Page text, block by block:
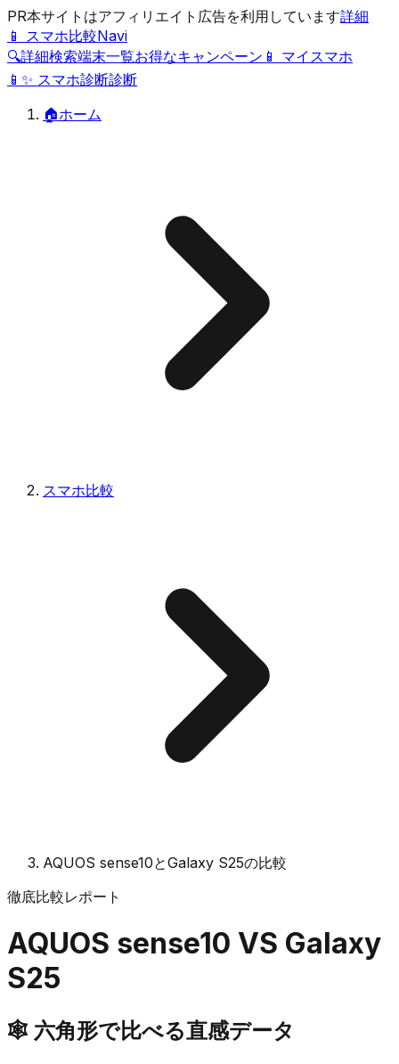
PR本サイトはアフィリエイト広告を利用しています詳細
📱 スマホ比較Navi
🔍詳細検索端末一覧お得なキャンペーン 📱 マイスマホ
📱 ✨ スマホ診断診断
🏠ホーム
スマホ比較
AQUOS sense10とGalaxy S25の比較
徹底比較レポート
AQUOS sense10 VS Galaxy
S25
🕸️ 六角形で比べる直感データ